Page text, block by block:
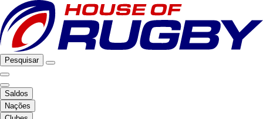
Pesquisar
Saldos
Nações